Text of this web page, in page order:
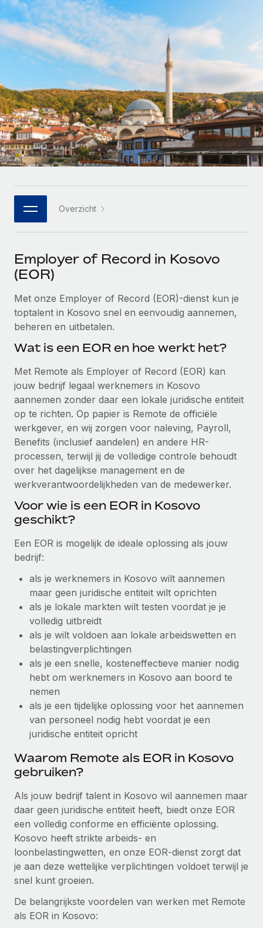
Zzp'ers internationaal onboarden en beheren
PEO
Ingewikkelde HR-taken eenvoudig uitbesteden
INFRASTRUCTUUR
Remote Embedded
HR naadloos in workflows integreren
Platform
Ingebouwde essentiële HR-functies voor je team
Integraties
DIENSTEN
Krijg hulp van global HR- en juridische experts
Achtergrondonderzoek
Vereenvoudig het screeningsproces van
Compliance Watchtower
Blijf compliance-risico's voor
Apparaatbeheer
Lever en track wereldwijd IT-middelen
Entiteiten oprichten
Stel snel compliant entiteiten op
Mobiliteit en overplaatsing
Plaats werknemers moeiteloos over
Secundaire arbeidsvoorwaarden
Eenvoudig secundaire arbeidsvoorwaarden
GROEIFASE
Start-ups
Flexibele global HR en payroll solutions voor groeiende
bedrijven
Mid-market
Teams uitbreiden met HR solutions op maat
Enterprise
Global HR voor grote bedrijven
WERK MET ONS SAMEN
Strategische technologiepartners
Een partner worden
Ontdek hoe je met ons kunt samenwerken
Integraties en advies over AI-automatiseringen
CASESTUDY'S
Hoe AI-pionier Weaviate zijn team met 120%
liet groeien met Remote
Weaviate in één oogopslag Weaviate bouwt open source,
AI-first infrastructuur. De missie van het...
Meer informatie
De strategische samenwerking tussen
Reverse Tech en Remote voor zzp- en payroll-
beheer
Reverse Tech in een oogopslag Reverse Tech, een start-
Meer informatie
Betalingscalculator voor zzp'ers
Ontdek valuta-opties en betaalsnelheden voor
internationale zzp'ers
LEREN MET REMOTE
Onderzoek en gidsen
Casestudy's
HR-woordenlijst
Checklists en templates
Webinars
Newsroom
Inzichtencentrum
BLOG
Global Payroll
EOR en PEO
Contractor Management
Belastingen
Naar de blog
BLOG
Productupdates van Remote: Gusto- en Xero-
integraties en Contractor Management Plus
Het blijft de missie van Remote om alle soorten bedrijven
te helpen bij het aannemen, beheren en...
Meer informatie
Hoe Phiture 55 werknemers in 19 landen
beheert met Remote
Phiture, een toonaangevende leider in de wereldwijde
mobiele groeiadviessector, zet zich sinds 2016...
Meer informatie
Nederlands
Français
Español
Italiano
Português (Portugal)
日本語
한국어
Inloggen
Overzicht
Employer of Record in Kosovo
(EOR)
Met onze Employer of Record (EOR)-dienst kun je
toptalent in Kosovo snel en eenvoudig aannemen,
beheren en uitbetalen.
Wat is een EOR en hoe werkt het?
Met Remote als Employer of Record (EOR) kan
jouw bedrijf legaal werknemers in Kosovo
aannemen zonder daar een lokale juridische entiteit
op te richten. Op papier is Remote de officiële
werkgever, en wij zorgen voor naleving, Payroll,
Benefits (inclusief aandelen) en andere HR-
processen, terwijl jij de volledige controle behoudt
over het dagelijkse management en de
werkverantwoordelijkheden van de medewerker.
Voor wie is een EOR in Kosovo
geschikt?
Een EOR is mogelijk de ideale oplossing als jouw
bedrijf:
als je werknemers in Kosovo wilt aannemen
maar geen juridische entiteit wilt oprichten
als je lokale markten wilt testen voordat je je
volledig uitbreidt
als je wilt voldoen aan lokale arbeidswetten en
belastingverplichtingen
als je een snelle, kosteneffectieve manier nodig
hebt om werknemers in Kosovo aan boord te
nemen
als je een tijdelijke oplossing voor het aannemen
van personeel nodig hebt voordat je een
juridische entiteit opricht
Waarom Remote als EOR in Kosovo
gebruiken?
Als jouw bedrijf talent in Kosovo wil aannemen maar
daar geen juridische entiteit heeft, biedt onze EOR
een volledig conforme en efficiënte oplossing.
Kosovo heeft strikte arbeids- en
loonbelastingwetten, en onze EOR-dienst zorgt dat
je aan deze wettelijke verplichtingen voldoet terwijl je
snel kunt groeien.
De belangrijkste voordelen van werken met Remote
als EOR in Kosovo: